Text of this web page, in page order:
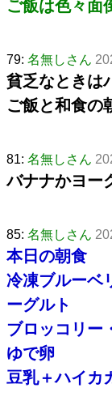
ご飯は色々面
79: 名無しさん
貧乏なときは
ご飯と和食の
81: 名無しさん
バナナかヨー
85: 名無しさん
本日の朝食
冷凍ブルーベ
ーグルト
ブロッコリー
ゆで卵
豆乳＋ハイカ